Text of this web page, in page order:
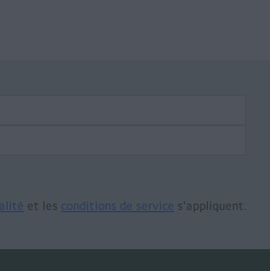
et les conditions de service s'appliquent.